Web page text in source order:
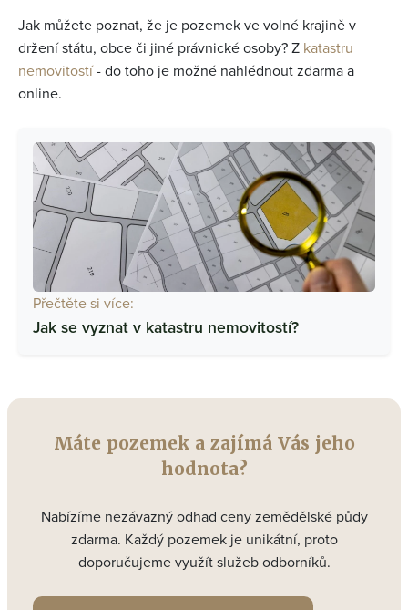
Jak můžete poznat, že je pozemek ve volné krajině v
držení státu, obce či jiné právnické osoby? Z katastru
nemovitostí- do toho je možné nahlédnout zdarma a
online.
Přečtěte si více:
Jak se vyznat v katastru nemovitostí?
Máte pozemek a zajímá Vás jeho
hodnota?
Nabízíme nezávazný odhad ceny zemědělské půdy
zdarma. Každý pozemek je unikátní, proto
doporučujeme využít služeb odborníků.